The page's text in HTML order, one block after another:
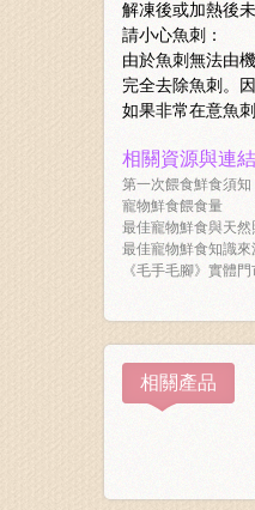
解凍後或加熱後
請小心魚刺：
由於魚刺無法由
完全去除魚刺。
如果非常在意魚
相關資源與連結
第一次餵食鮮食須知
寵物鮮食餵食量
最佳寵物鮮食與天
最佳寵物鮮食知識
《毛手毛腳》實體
相關產品